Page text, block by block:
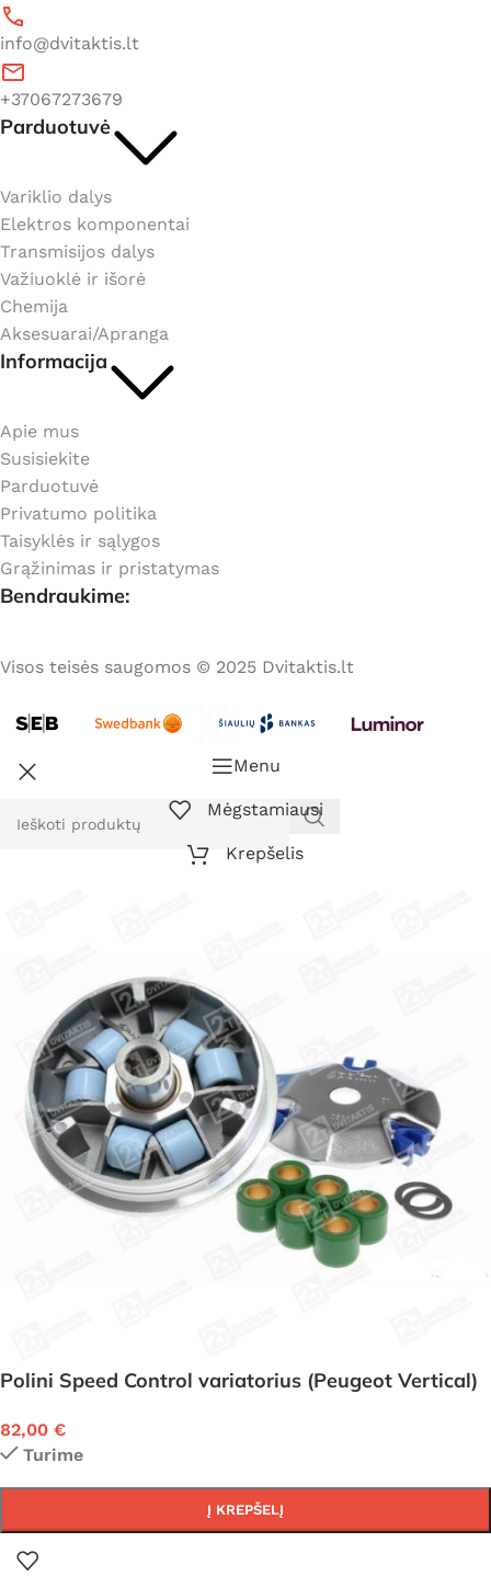
info@dvitaktis.lt
+37067273679
Parduotuvė
Variklio dalys
Elektros komponentai
Transmisijos dalys
Važiuoklė ir išorė
Chemija
Aksesuarai/Apranga
Informacija
Apie mus
Susisiekite
Parduotuvė
Privatumo politika
Taisyklės ir sąlygos
Grąžinimas ir pristatymas
Bendraukime:
Visos teisės saugomos © 2025 Dvitaktis.lt
Menu
Mėgstamiausi
Krepšelis
Polini Speed Control variatorius (Peugeot Vertical)
82,00 €
Turime
Į KREPŠELĮ